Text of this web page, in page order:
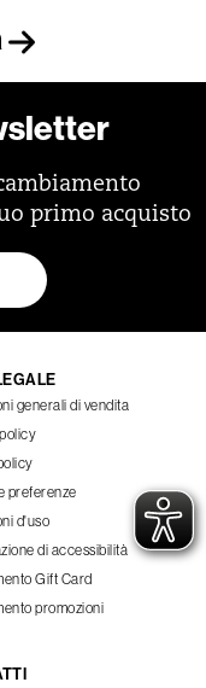
primo acquisto
generali di vendita
preferenze
d'uso
di accessibilità
Gift Card
promozioni